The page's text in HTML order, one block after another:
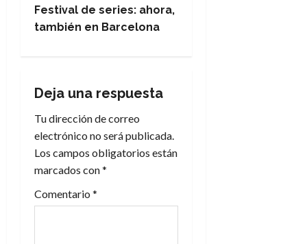
e
c
i
ó
n
Festival de series: ahora,
también en Barcelona
Deja una respuesta
Tu dirección de correo
electrónico no será publicada.
Los campos obligatorios están
marcados con*
Comentario *